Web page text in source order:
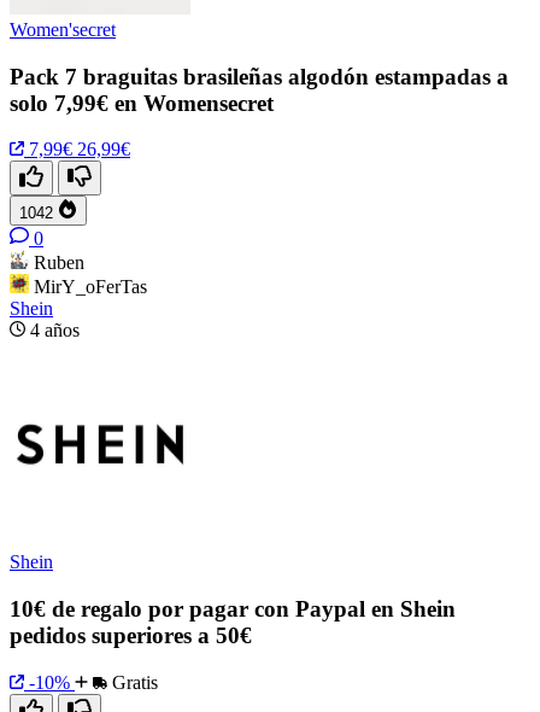
Women'secret
Pack 7 braguitas brasileñas algodón estampadas a
solo 7,99€ en Womensecret
7,99€ 26,99€
1042
0
Ruben
MirY_oFerTas
Shein
4 años
Shein
10€ de regalo por pagar con Paypal en Shein
pedidos superiores a 50€
-10% Gratis